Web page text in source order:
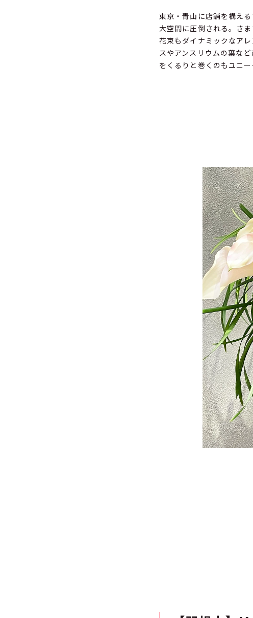
東京・青山に店舗を構え
大空間に圧倒される。さ
花束もダイナミックなア
スやアンスリウムの葉な
をくるりと巻くのもユニー